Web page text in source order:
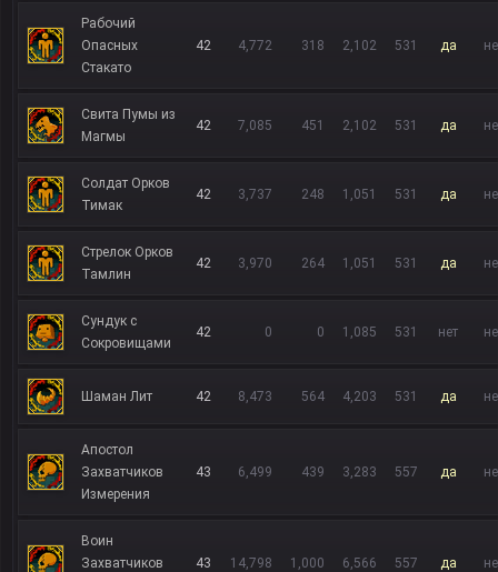
Рабочий
Опасных
Стакато
42 4,772 318 2,102 531 да
Свита Пумы из
Магмы
42 7,085 451 2,102 531 да
Солдат Орков
Тимак
42 3,737 248 1,051 531 да
Стрелок Орков
Тамлин
42 3,970 264 1,051 531 да
Сундук с
Сокровищами
42 0 0 1,085 531 нет
Шаман Лит 42 8,473 564 4,203 531 да
Апостол
Захватчиков
Измерения
43 6,499 439 3,283 557 да
Воин
Захватчиков
43 14,798 1,000 6,566 557 да